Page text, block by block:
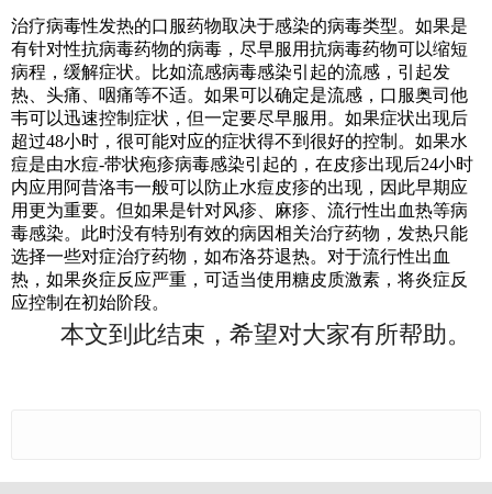
治疗病毒性发热的口服药物取决于感染的病毒类型。如果是
有针对性抗病毒药物的病毒，尽早服用抗病毒药物可以缩短
病程，缓解症状。比如流感病毒感染引起的流感，引起发
热、头痛、咽痛等不适。如果可以确定是流感，口服奥司他
韦可以迅速控制症状，但一定要尽早服用。如果症状出现后
超过48小时，很可能对应的症状得不到很好的控制。如果水
痘是由水痘-带状疱疹病毒感染引起的，在皮疹出现后24小时
内应用阿昔洛韦一般可以防止水痘皮疹的出现，因此早期应
用更为重要。但如果是针对风疹、麻疹、流行性出血热等病
毒感染。此时没有特别有效的病因相关治疗药物，发热只能
选择一些对症治疗药物，如布洛芬退热。对于流行性出血
热，如果炎症反应严重，可适当使用糖皮质激素，将炎症反
应控制在初始阶段。
本文到此结束，希望对大家有所帮助。